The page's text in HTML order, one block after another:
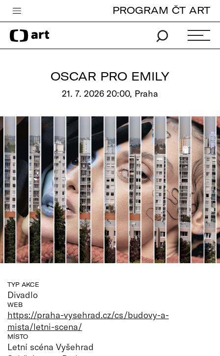
Česká televize
Zpravodajství
Pro děti
edu
Vše o ČT
PROGRAM ČT ART
OSCAR PRO EMILY
21. 7. 2026 20:00, Praha
TYP AKCE
Divadlo
WEB
https://praha-vysehrad.cz/cs/budovy-a-
mista/letni-scena/
MÍSTO
Letní scéna Vyšehrad